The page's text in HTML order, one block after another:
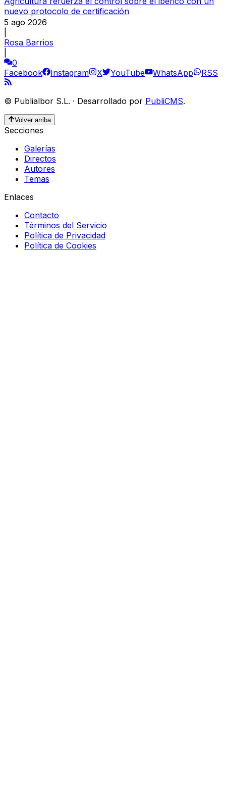
nuevo protocolo de certificación
5 ago 2026
Rosa Barrios
0
Facebook
Instagram X YouTube WhatsApp RSS
© Publialbor S.L. · Desarrollado por PubliCMS.
Volver arriba
Secciones
Galerías
Directos
Autores
Temas
Enlaces
Contacto
Términos del Servicio
Política de Privacidad
Política de Cookies